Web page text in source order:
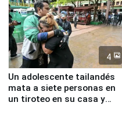
4
Un adolescente tailandés
mata a siete personas en
un tiroteo en su casa y